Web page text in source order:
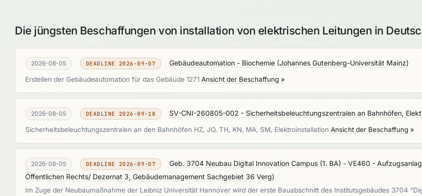
Die jüngsten Beschaffungen von installation von elektrischen Leitungen in
2026-08-05 DEADLINE 2026-09-07 Gebäudeautomation - Biochemie (Johannes Gutenberg-Universität Mainz)
Erstellen der Gebäudeautomation für das Gebäude 1271 Ansicht der Beschaffung »
2026-08-05 DEADLINE 2026-09-18 SV-CNI-260805-002 - Sicherheitsbeleuchtungszentralen an Bahnhöfen,
Sicherheitsbeleuchtungszentralen an den Bahnhöfen HZ, JO, TH, KN, MA, SM, Elektroinstallation Ansicht der Beschaffung »
2026-08-05 DEADLINE 2026-09-07 Geb. 3704 Neubau Digital Innovation Campus (1. BA) - VE460 -
Öffentlichen Rechts/ Dezernat 3, Gebäudemanagement Sachgebiet 36 Verg)
Im Zuge der Neubaumaßnahme der Leibniz Universität Hannover wird der erste Bauabschnitt des Institutsgebäudes 3704